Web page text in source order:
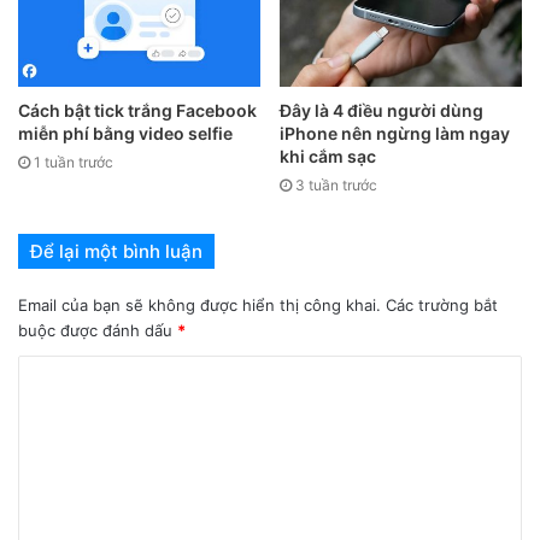
Cầm điện thoại xem phim hay lướt web cả giờ đồng hồ
cho mình một chiếc giá đỡ điện thoại nhỉ? Kẹp giấy cũng có
thể biến thành một chiếc giá đỡ điện thoại vừa hiệu quả và
lại tiết kiệm đấy.
Cách bật tick trắng Facebook
miễn phí bằng video selfie
1 tuần trước
Đây là 4 điều người dùng
iPhone nên ngừng làm ngay
khi cắm sạc
3 tuần trước
Để lại một bình luận
Email của bạn sẽ không được hiển thị công khai. Các trường bắt
buộc được đánh dấu *